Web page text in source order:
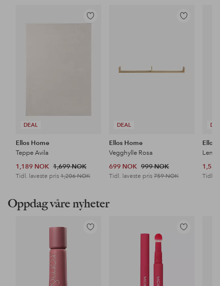
DEAL
Legg
Ellos Home
Teppe Avila
1,189 NOK 1,699 NOK
Tidl. laveste pris 1,206 NOK
DEAL
Legg
Ellos Home
Vegghylle Rosa
699 NOK 999 NOK
Tidl. laveste pris759 NOK
Ellos
Tidl.
Oppdag våre nyheter
Legg
Legg